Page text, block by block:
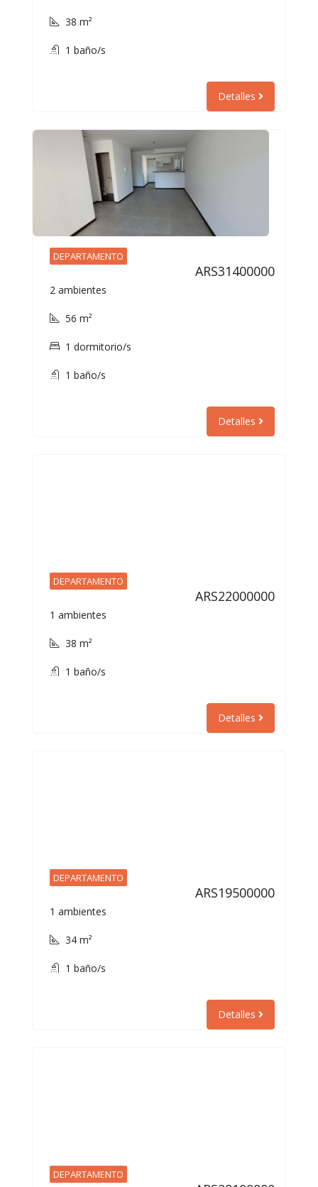
38 m²
1 baño/s
Detalles
DEPARTAMENTO
ARS31400000
2 ambientes
56 m²
1 dormitorio/s
1 baño/s
Detalles
DEPARTAMENTO
ARS22000000
1 ambientes
38 m²
1 baño/s
Detalles
DEPARTAMENTO
ARS19500000
1 ambientes
34 m²
1 baño/s
Detalles
DEPARTAMENTO